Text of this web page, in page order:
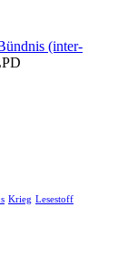
(inter-
Krieg Lesestoff